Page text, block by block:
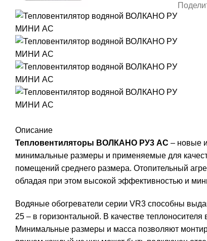
Описание
Тепловентиляторы ВОЛКАНО РУ3 АС – новые
минимальные размеры и применяемые для
помещений среднего размера. Отопительный
обладая при этом высокой эффективностью и
Водяные обогреватели серии VR3 способны
25 – в горизонтальной. В качестве
Минимальные размеры и масса позволяют